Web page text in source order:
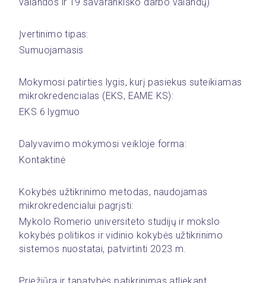
Įvertinimo tipas:
Sumuojamasis
Mokymosi patirties lygis, kurį pasiekus suteikiamas
mikrokredencialas (EKS, EAME KS):
EKS 6 lygmuo
Dalyvavimo mokymosi veikloje forma:
Kontaktinė
Kokybės užtikrinimo metodas, naudojamas
mikrokredencialui pagrįsti:
Mykolo Romerio universiteto studijų ir mokslo
kokybės politikos ir vidinio kokybės užtikrinimo
sistemos nuostatai, patvirtinti 2023 m.